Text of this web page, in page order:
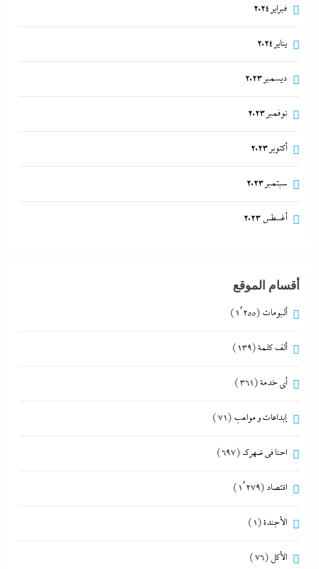
فبراير 2024
يناير 2024
ديسمبر 2023
نوفمبر 2023
أكتوبر 2023
سبتمبر 2023
أغسطس 2023
أقسام الموقع
ألبومات (1٬255)
ألف كلمة(139)
أي خدمة(361)
إبداعات و مواهب (71)
احنا في ضهرك (697)
اقتصاد (1٬279)
الأجندة(1)
الأكل (76)